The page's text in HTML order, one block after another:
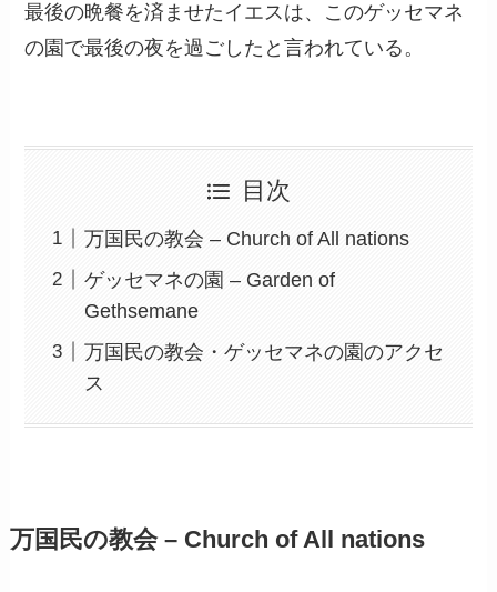
最後の晩餐を済ませたイエスは、このゲッセマネ
の園で最後の夜を過ごしたと言われている。
目次
万国民の教会 – Church of All nations
ゲッセマネの園 – Garden of
Gethsemane
万国民の教会・ゲッセマネの園のアクセ
ス
万国民の教会 – Church of All nations